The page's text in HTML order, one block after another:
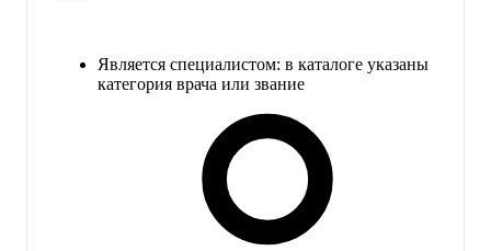
Является специалистом: в каталоге указаны
категория врача или звание